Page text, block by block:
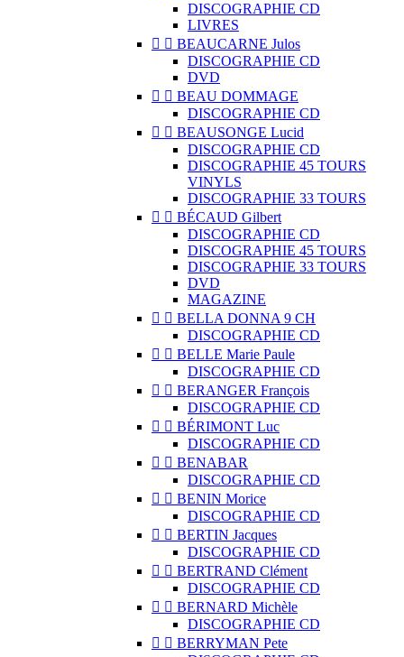
DISCOGRAPHIE CD
LIVRES
  BEAUCARNE Julos
DISCOGRAPHIE CD
DVD
  BEAU DOMMAGE
DISCOGRAPHIE CD
  BEAUSONGE Lucid
DISCOGRAPHIE CD
DISCOGRAPHIE 45 TOURS
VINYLS
DISCOGRAPHIE 33 TOURS
  BÉCAUD Gilbert
DISCOGRAPHIE CD
DISCOGRAPHIE 45 TOURS
DISCOGRAPHIE 33 TOURS
DVD
MAGAZINE
  BELLA DONNA 9 CH
DISCOGRAPHIE CD
  BELLE Marie Paule
DISCOGRAPHIE CD
  BERANGER François
DISCOGRAPHIE CD
  BÉRIMONT Luc
DISCOGRAPHIE CD
  BENABAR
DISCOGRAPHIE CD
  BENIN Morice
DISCOGRAPHIE CD
  BERTIN Jacques
DISCOGRAPHIE CD
  BERTRAND Clément
DISCOGRAPHIE CD
  BERNARD Michèle
DISCOGRAPHIE CD
  BERRYMAN Pete